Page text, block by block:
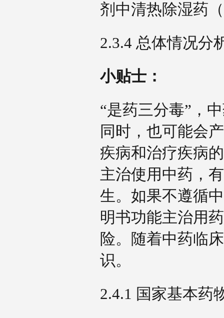
剂中清热除湿药
2.3.4 总体情况
小贴士：
“是药三分毒”，
同时，也可能会
疾病和治疗疾病
主治使用中药，
生。如果不遵循
明书功能主治用
险。随着中药临
识。
2.4.1 国家基本